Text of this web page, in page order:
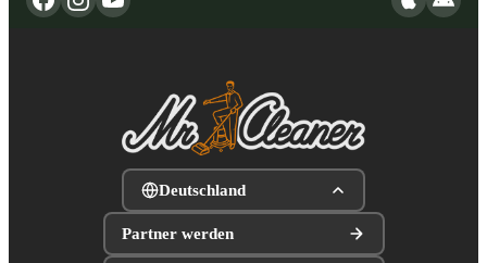
Deutschland
Partner werden